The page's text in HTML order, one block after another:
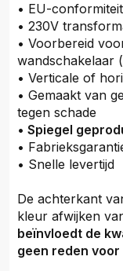
• EU-
• 230V
• Voorbereid
wandschakelaar
• Verticale of
• Gemaakt van
tegen schade
• Spiegel
•
• Snelle levertijd
De achterkant
kleur afwijken
beïnvloedt de
geen reden